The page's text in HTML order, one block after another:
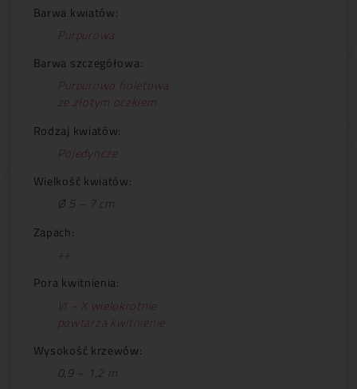
Barwa kwiatów:
Purpurowa
Barwa szczegółowa:
Purpurowo fioletowa
ze złotym oczkiem
Rodzaj kwiatów:
Pojedyncze
Wielkość kwiatów:
Ø 5 – 7 cm
Zapach:
++
Pora kwitnienia:
VI – X wielokrotnie
powtarza kwitnienie
Wysokość krzewów:
0,9 – 1,2 m